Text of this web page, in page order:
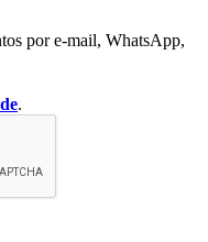
por e-mail, WhatsApp,
.